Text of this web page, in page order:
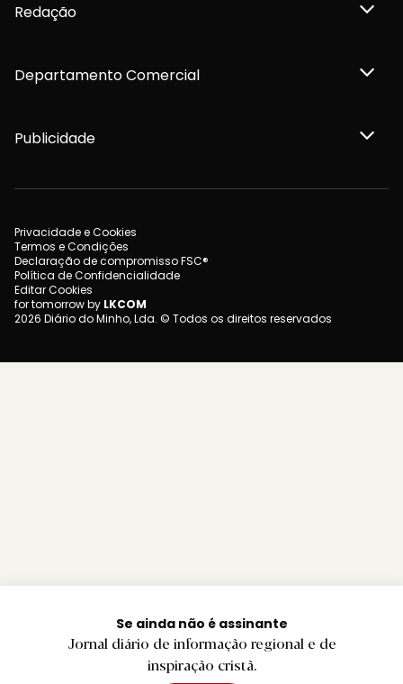
Se ainda não é assinante
Jornal diário de informação regional e de
inspiração cristã.
Redação
Departamento Comercial
Publicidade
Privacidade e Cookies
Termos e Condições
Declaração de compromisso FSC®
Política de Confidencialidade
Editar Cookies
for tomorrow by LKCOM
2026 Diário do Minho, Lda. © Todos os direitos reservados